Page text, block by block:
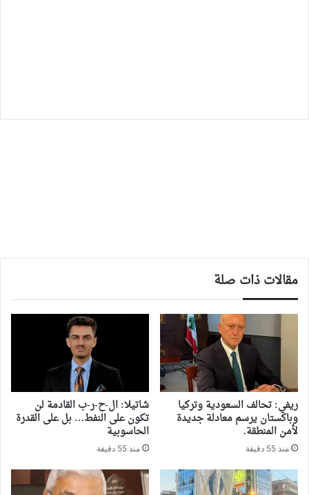
مقالات ذات صلة
ريفي: تحالف السعودية وتركيا
وباكستان يرسم معادلة جديدة
لأمن المنطقة.
منذ 55 دقيقة
شاتيلا: ال-ح-ر-ب القادمة لن
تكون على النفط… بل على القدرة
الحاسوبية
منذ 55 دقيقة